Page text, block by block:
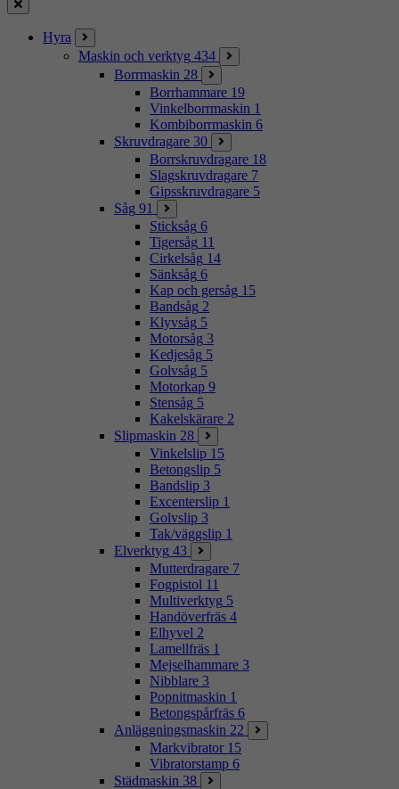
Stäng
Hyra
Maskin och verktyg 434
Borrmaskin 28
Borrhammare 19
Vinkelborrmaskin 1
Kombiborrmaskin 6
Skruvdragare 30
Borrskruvdragare 18
Slagskruvdragare 7
Gipsskruvdragare 5
Såg 91
Sticksåg 6
Tigersåg 11
Cirkelsåg 14
Sänksåg 6
Kap och gersåg 15
Bandsåg 2
Klyvsåg 5
Motorsåg 3
Kedjesåg 5
Golvsåg 5
Motorkap 9
Stensåg 5
Kakelskärare 2
Slipmaskin 28
Vinkelslip 15
Betongslip 5
Bandslip 3
Excenterslip 1
Golvslip 3
Tak/väggslip 1
Elverktyg 43
Mutterdragare 7
Fogpistol 11
Multiverktyg 5
Handöverfräs 4
Elhyvel 2
Lamellfräs 1
Mejselhammare 3
Nibblare 3
Popnitmaskin 1
Betongspårfräs 6
Anläggningsmaskin 22
Markvibrator 15
Vibratorstamp 6
Städmaskin 38